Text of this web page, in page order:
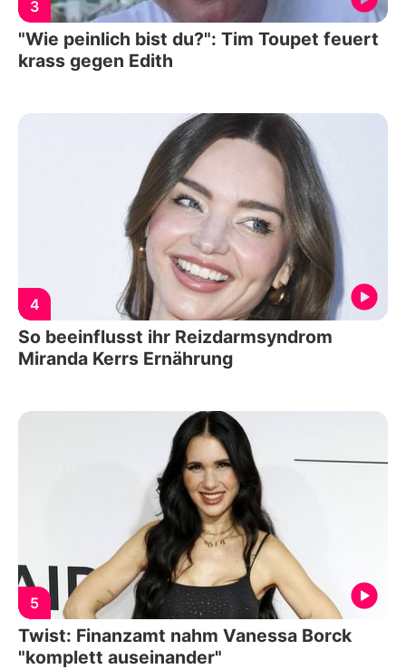
3
"Wie peinlich bist du?": Tim Toupet feuert
krass gegen Edith
4
So beeinflusst ihr Reizdarmsyndrom
Miranda Kerrs Ernährung
5
Twist: Finanzamt nahm Vanessa Borck
"komplett auseinander"